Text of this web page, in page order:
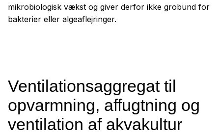
mikrobiologisk vækst og giver derfor ikke grobund for
bakterier eller algeaflejringer.
Ventilationsaggregat til
opvarmning, affugtning og
ventilation af akvakultur